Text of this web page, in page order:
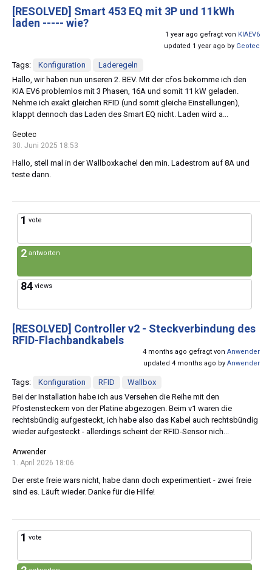
[RESOLVED] Smart 453 EQ mit 3P und 11kWh
laden ----- wie?
1 year ago gefragt von KIAEV6
updated 1 year ago by Geotec
Tags: Konfiguration
Laderegeln
Hallo, wir haben nun unseren 2. BEV. Mit der cfos bekomme ich den
KIA EV6 problemlos mit 3 Phasen, 16A und somit 11 kW geladen.
Nehme ich exakt gleichen RFID (und somit gleiche Einstellungen),
klappt dennoch das Laden des Smart EQ nicht. Laden wird a...
Geotec
30. Juni 2025 18:53
Hallo, stell mal in der Wallboxkachel den min. Ladestrom auf 8A und
teste dann.
1 vote
2 antworten
84 views
[RESOLVED] Controller v2 - Steckverbindung des
RFID-Flachbandkabels
4 months ago gefragt von Anwender
updated 4 months ago by Anwender
Tags: Konfiguration RFID
Wallbox
Bei der Installation habe ich aus Versehen die Reihe mit den
Pfostensteckern von der Platine abgezogen. Beim v1 waren die
rechtsbündig aufgesteckt, ich habe also das Kabel auch rechtsbündig
wieder aufgesteckt - allerdings scheint der RFID-Sensor nich...
Anwender
1. April 2026 18:06
Der erste freie wars nicht, habe dann doch experimentiert - zwei freie
sind es. Läuft wieder. Danke für die Hilfe!
1 vote